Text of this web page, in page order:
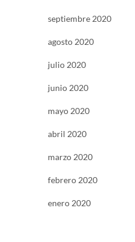
septiembre 2020
agosto 2020
julio 2020
junio 2020
mayo 2020
abril 2020
marzo 2020
febrero 2020
enero 2020